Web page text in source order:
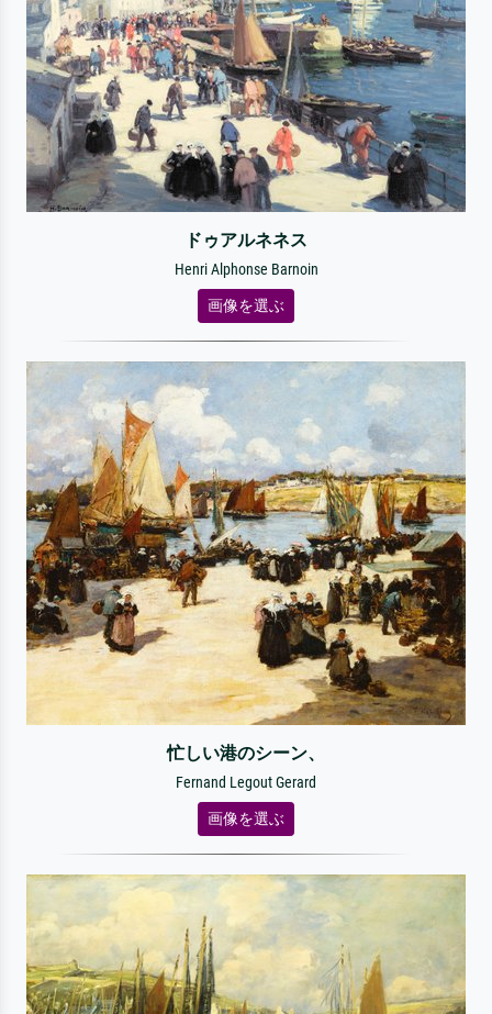
ドゥアルネネス
Henri Alphonse Barnoin
画像を選ぶ
忙しい港のシーン、
Fernand Legout Gerard
画像を選ぶ